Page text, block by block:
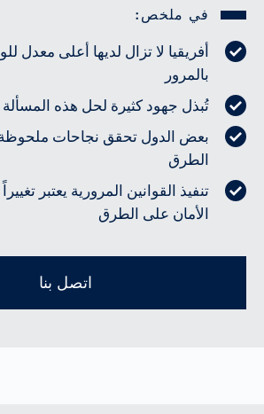
في ملخص:
أفريقيا لا تزال لديها أعلى معدل
بالمرور
تُبذل جهود كثيرة لحل هذه المسألة
بعض الدول تحقق نجاحات
الطرق
تنفيذ القوانين المرورية يعتبر
الأمان على الطرق
اتصل بنا